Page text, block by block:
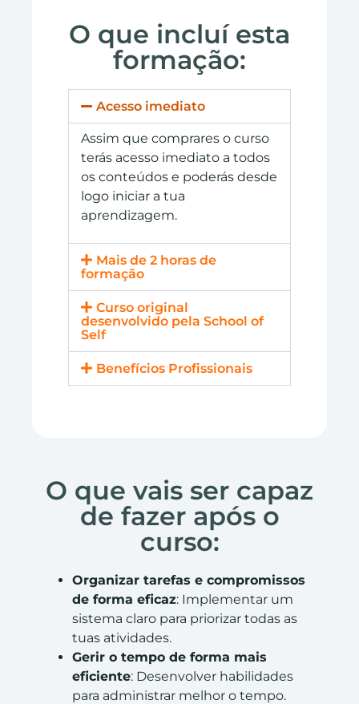
O que incluí esta
formação:
Acesso imediato
Assim que comprares o curso
terás acesso imediato a todos
os conteúdos e poderás desde
logo iniciar a tua
aprendizagem.
Mais de 2 horas de
formação
Curso original
desenvolvido pela School of
Self
Benefícios Profissionais
O que vais ser capaz
de fazer após o
curso:
Organizar tarefas e compromissos
de forma eficaz: Implementar um
sistema claro para priorizar todas as
tuas atividades.
Gerir o tempo de forma mais
eficiente: Desenvolver habilidades
para administrar melhor o tempo.